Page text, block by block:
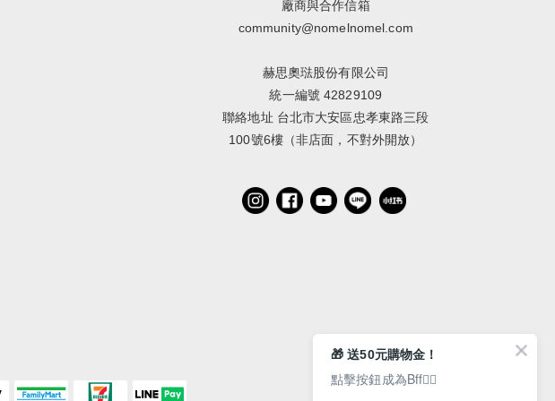
廠商與合作信箱
community@nomelnomel.com
赫思奧琺股份有限公司
統一編號 42829109
聯絡地址 台北市大安區忠孝東路三段
100號6樓（非店面，不對外開放）
🎁 送50元購物金！
點擊按鈕成為Bff👇🏻